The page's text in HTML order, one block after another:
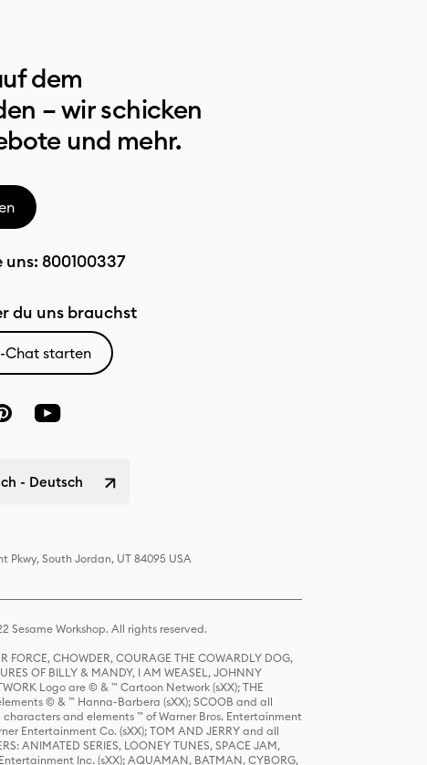
dem
– wir schicken
und mehr.
uns: 800100337
du uns brauchst
Chat starten
- Deutsch
Pkwy, South Jordan, UT 84095 USA
Sesame Workshop. All rights reserved.
FORCE, CHOWDER, COURAGE THE COWARDLY DOG,
OF BILLY & MANDY, I AM WEASEL, JOHNNY
Logo are © & ™ Cartoon Network (sXX); THE
© & ™ Hanna-Barbera (sXX); SCOOB and all
and elements ™ of Warner Bros. Entertainment
Entertainment Co. (sXX); TOM AND JERRY and all
ANIMATED SERIES, LOONEY TUNES, SPACE JAM,
Inc. (sXX); AQUAMAN, BATMAN, CYBORG,